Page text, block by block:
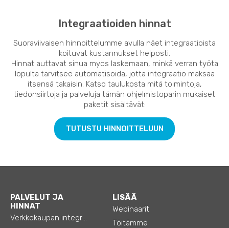
Integraatioiden hinnat
Suoraviivaisen hinnoittelumme avulla näet integraatioista
koituvat kustannukset helposti.
Hinnat auttavat sinua myös laskemaan, minkä verran työtä
lopulta tarvitsee automatisoida, jotta integraatio maksaa
itsensä takaisin. Katso taulukosta mitä toimintoja,
tiedonsiirtoja ja palveluja tämän ohjelmistoparin mukaiset
paketit sisältävät:
TUTUSTU HINNOITTELUUN
PALVELUT JA
HINNAT
Verkkokaupan integraatiot
LISÄÄ
Webinaarit
Töitämme